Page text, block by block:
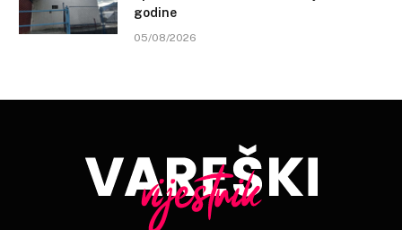
godine
05/08/2026